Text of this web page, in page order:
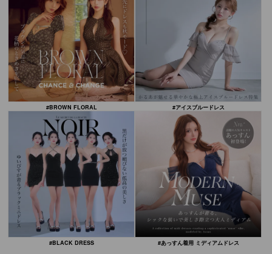
#BROWN FLORAL #アイスブルードレス
#BLACK DRESS #あっすん着用 ミディアムドレス